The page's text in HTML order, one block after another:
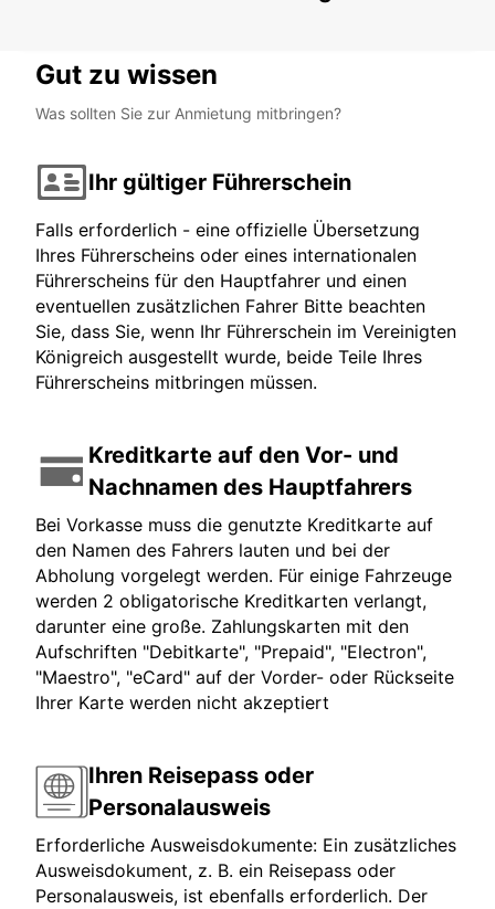
Gut zu wissen
Was sollten Sie zur Anmietung mitbringen?
Ihr gültiger Führerschein
Falls erforderlich - eine offizielle Übersetzung
Ihres Führerscheins oder eines internationalen
Führerscheins für den Hauptfahrer und einen
eventuellen zusätzlichen Fahrer Bitte beachten
Sie, dass Sie, wenn Ihr Führerschein im Vereinigten
Königreich ausgestellt wurde, beide Teile Ihres
Führerscheins mitbringen müssen.
Kreditkarte auf den Vor- und
Nachnamen des Hauptfahrers
Bei Vorkasse muss die genutzte Kreditkarte auf
den Namen des Fahrers lauten und bei der
Abholung vorgelegt werden. Für einige Fahrzeuge
werden 2 obligatorische Kreditkarten verlangt,
darunter eine große. Zahlungskarten mit den
Aufschriften "Debitkarte", "Prepaid", "Electron",
"Maestro", "eCard" auf der Vorder- oder Rückseite
Ihrer Karte werden nicht akzeptiert
Ihren Reisepass oder
Personalausweis
Erforderliche Ausweisdokumente: Ein zusätzliches
Ausweisdokument, z. B. ein Reisepass oder
Personalausweis, ist ebenfalls erforderlich. Der